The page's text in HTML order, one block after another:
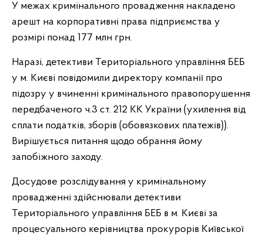
У межах кримінального провадження накладено
арешт на корпоративні права підприємства у
розмірі понад 177 млн грн.
Наразі, детективи Територіального управління БЕБ
у м. Києві повідомили директору компанії про
підозру у вчиненні кримінального правопорушення
передбаченого ч.3 ст. 212 КК України (ухилення від
сплати податків, зборів (обовязкових платежів)).
Вирішується питання щодо обрання йому
запобіжного заходу.
Досудове розслідування у кримінальному
провадженні здійснювали детективи
Територіального управління БЕБ в м. Києві за
процесуального керівництва прокурорів Київської